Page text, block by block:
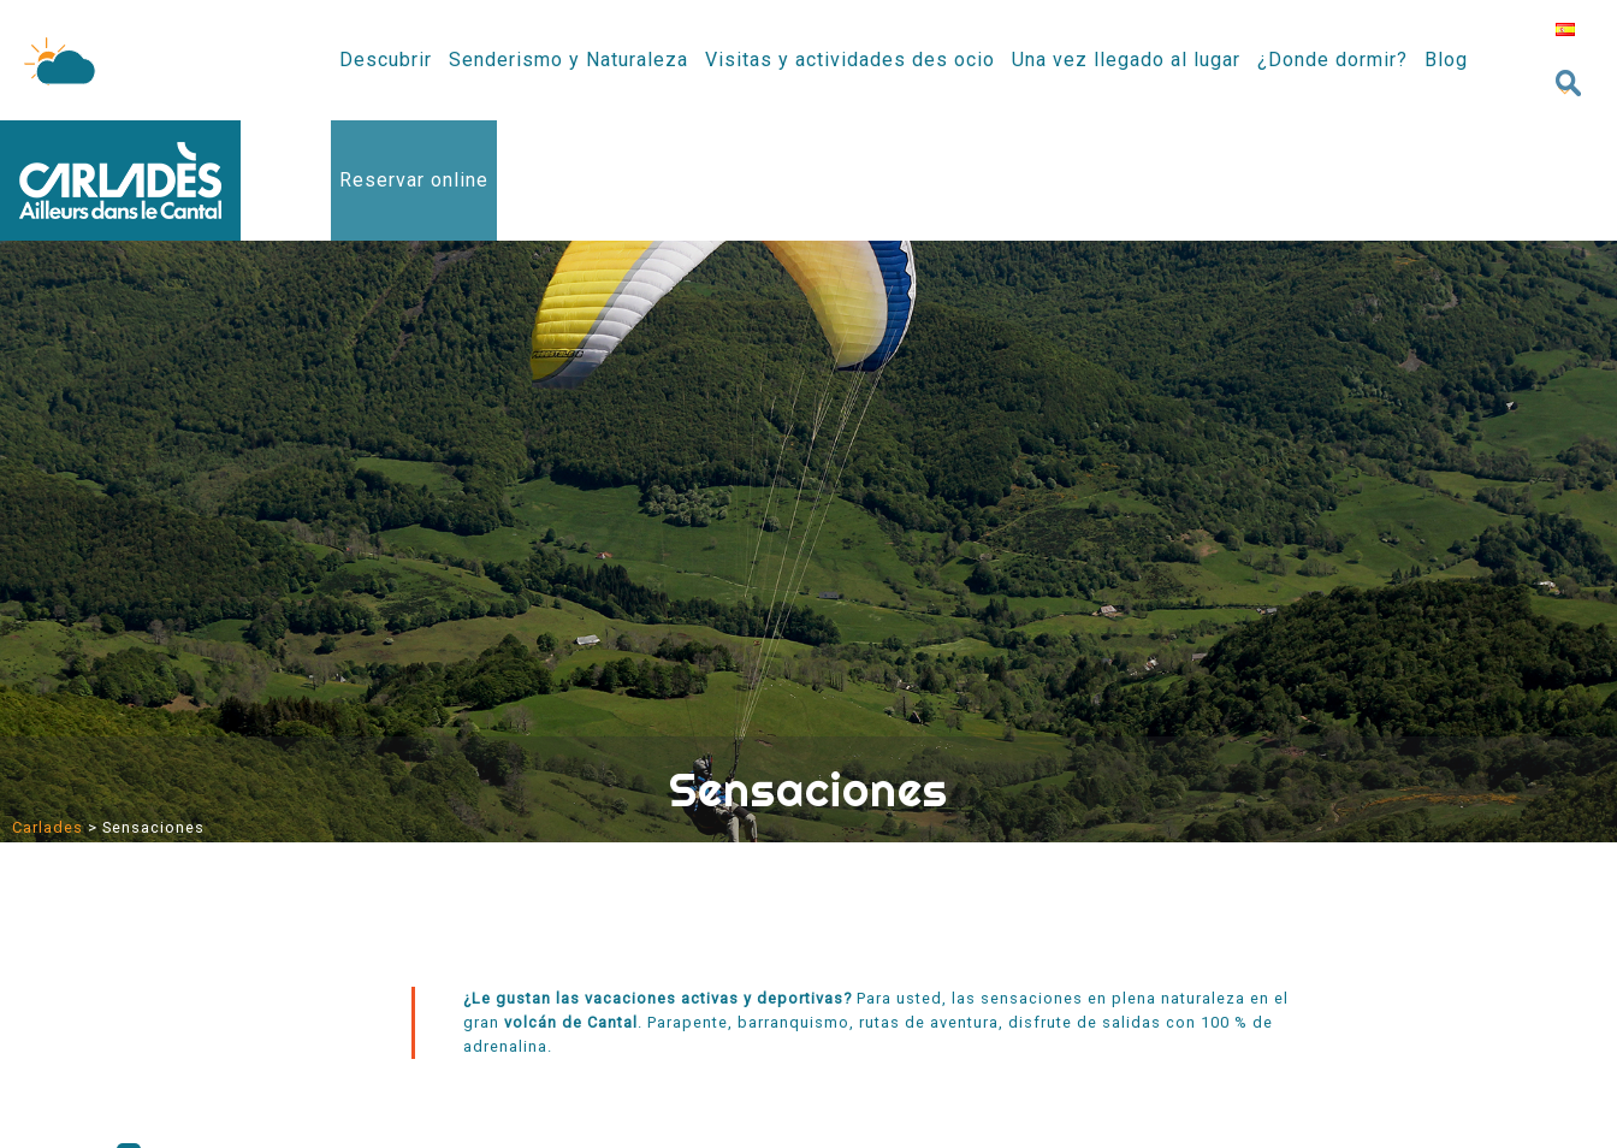
Descubrir Senderismo y Naturaleza Visitas y actividades des ocio Una vez llegado al lugar ¿Donde dormir? Blog
Reservar online
Sensaciones
Carlades>Sensaciones
¿Le gustan las vacaciones activas y deportivas? Para usted, las sensaciones en plena naturaleza en el
gran volcán de Cantal . Parapente, barranquismo, rutas de aventura, disfrute de salidas con 100 % de
adrenalina.